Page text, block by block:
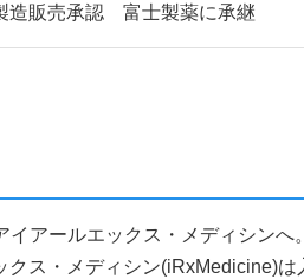
造販売承認 富士製薬に承継
アールエックス・メディシンへ。
ス・メディシン(iRxMedicine)